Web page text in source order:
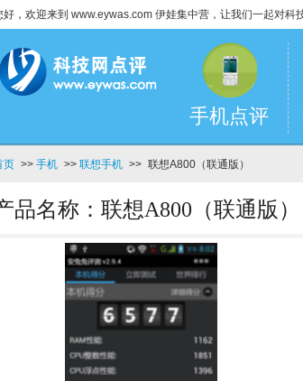
好，欢迎来到 www.eywas.com 伊娃集中营，让我们一起对科
手机点评
页 >> 手机 >> 联想手机 >> 联想A800（联通版）
品名称：联想A800（联通版）